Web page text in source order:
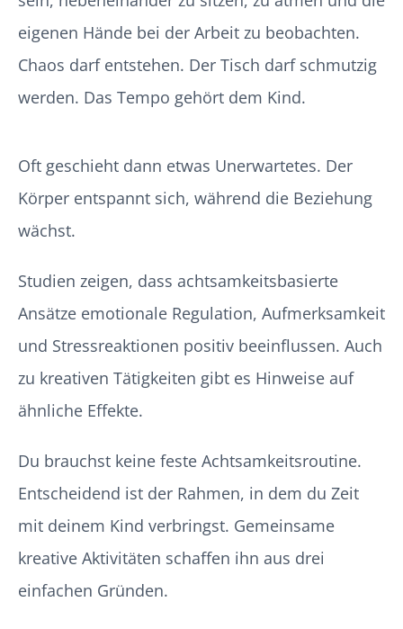
eigenen Hände bei der Arbeit zu beobachten.
Chaos darf entstehen. Der Tisch darf schmutzig
werden. Das Tempo gehört dem Kind.
Oft geschieht dann etwas Unerwartetes. Der
Körper entspannt sich, während die Beziehung
wächst.
Studien zeigen, dass achtsamkeitsbasierte
Ansätze emotionale Regulation, Aufmerksamkeit
und Stressreaktionen positiv beeinflussen. Auch
zu kreativen Tätigkeiten gibt es Hinweise auf
ähnliche Effekte.
Du brauchst keine feste Achtsamkeitsroutine.
Entscheidend ist der Rahmen, in dem du Zeit
mit deinem Kind verbringst. Gemeinsame
kreative Aktivitäten schaffen ihn aus drei
einfachen Gründen.